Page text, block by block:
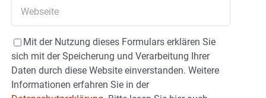
Mit der Nutzung dieses Formulars erklären Sie
sich mit der Speicherung und Verarbeitung Ihrer
Daten durch diese Website einverstanden. Weitere
Informationen erfahren Sie in der